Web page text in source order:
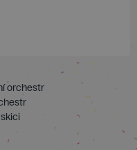
orchestr